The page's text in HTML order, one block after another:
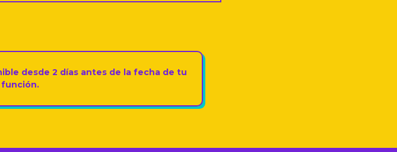
desde 2 días antes de la fecha de tu